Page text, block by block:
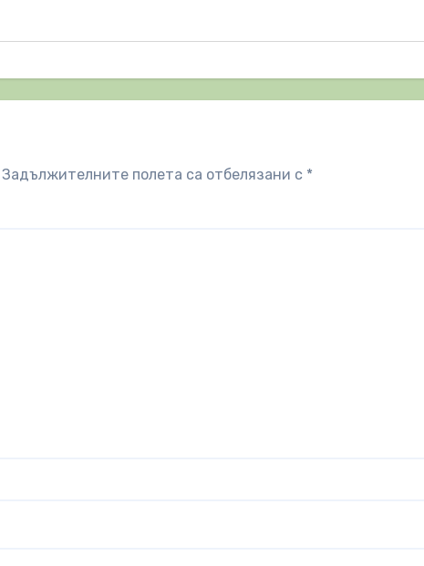
Задължителните полета са отбелязани с *